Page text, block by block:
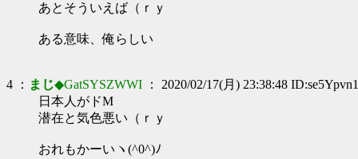
あとそういえば（ｒｙ
ある意味、俺らしい
4 ： まじ◆GatSYSZWWI ： 2020/02/17(月) 23:38:48 ID:se5Ypvn1
日本人がドM
潜在と気色悪い（ｒｙ
おれもかーいヽ(^0^)ﾉ